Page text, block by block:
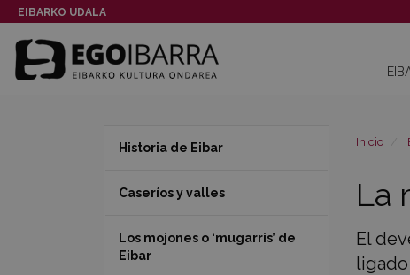
EIBARKO UDALA
Inicio
La
El
ligado
Historia de Eibar
Caseríos y valles
Los mojones o ‘mugarris’ de
Eibar